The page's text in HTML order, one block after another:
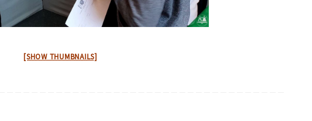
[SHOW THUMBNAILS]